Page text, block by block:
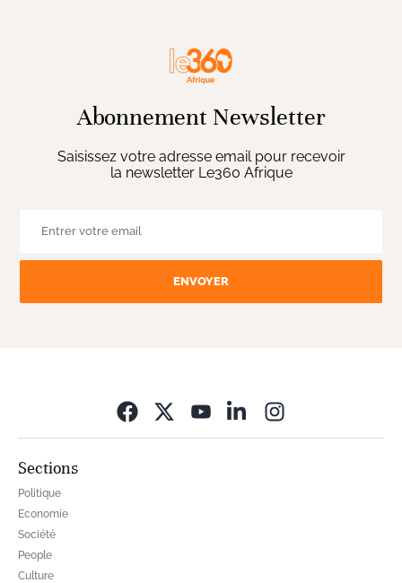
Abonnement Newsletter
Saisissez votre adresse email pour recevoir
la newsletter Le360 Afrique
ENVOYER
Sections
Politique
Economie
Société
People
Culture